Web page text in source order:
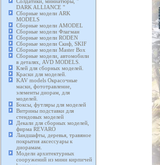
DARK ALLIANCE "
Сборные модели ARK
MODELS
Сборные модели AMODEL
Сборные модели Флагман
Сборные модели RODEN
Сборные модели Скиф, SKIF
Сборные модели Master Box
Сборные модели, автомобили
в деталях, AVD MODELS.
Клей для сборных моделей.
Краски для моделей.
KAV models Окрасочные
маски, фототравление,
элементы диорам, для
моделей.
Боксы, футляры для моделей
Витрины подставки для
стендовых моделей
Декали для сборных моделей,
фирма REVARO
Ландшафты, деревья, травяное
покрытия аксессуары к
диорамам.
Модели архитектурных
сооружений из мини кирпичей